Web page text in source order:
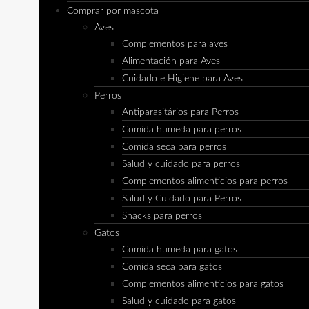
Comprar por mascota
Aves
Complementos para aves
Alimentación para Aves
Cuidado e Higiene para Aves
Perros
Antiparasitários para Perros
Comida humeda para perros
Comida seca para perros
Salud y cuidado para perros
Complementos alimenticios para perros
Salud y Cuidado para Perros
Snacks para perros
Gatos
Comida humeda para gatos
Comida seca para gatos
Complementos alimenticios para gatos
Salud y cuidado para gatos